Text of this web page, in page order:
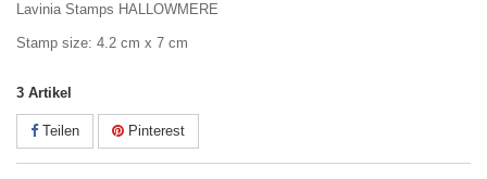
Lavinia Stamps HALLOWMERE
Stamp size: 4.2 cm x 7 cm
3 Artikel
Teilen Pinterest